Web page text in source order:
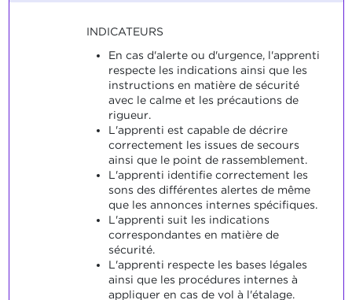
INDICATEURS
En cas d'alerte ou d'urgence, l'apprenti
respecte les indications ainsi que les
instructions en matière de sécurité
avec le calme et les précautions de
rigueur.
L'apprenti est capable de décrire
correctement les issues de secours
ainsi que le point de rassemblement.
L'apprenti identifie correctement les
sons des différentes alertes de même
que les annonces internes spécifiques.
L'apprenti suit les indications
correspondantes en matière de
sécurité.
L'apprenti respecte les bases légales
ainsi que les procédures internes à
appliquer en cas de vol à l'étalage.